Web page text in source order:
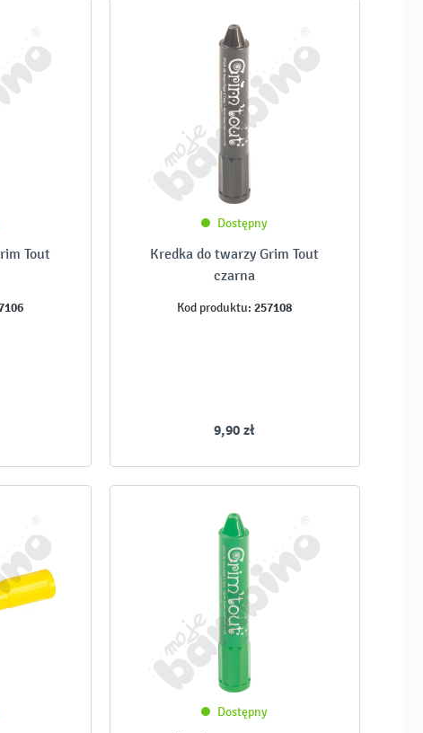
Tout
Dostępny
Kredka do twarzy Grim Tout
czarna
Kod produktu: 257108
9,90 zł
Dostępny